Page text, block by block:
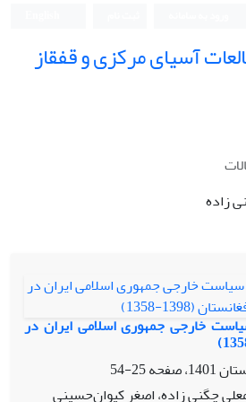
آسیای مرکزی و قفقاز
زاده
خارجی جمهوری اسلامی ایران در
25-54
چگنی زاده، اصغر کیوان‌حسینی